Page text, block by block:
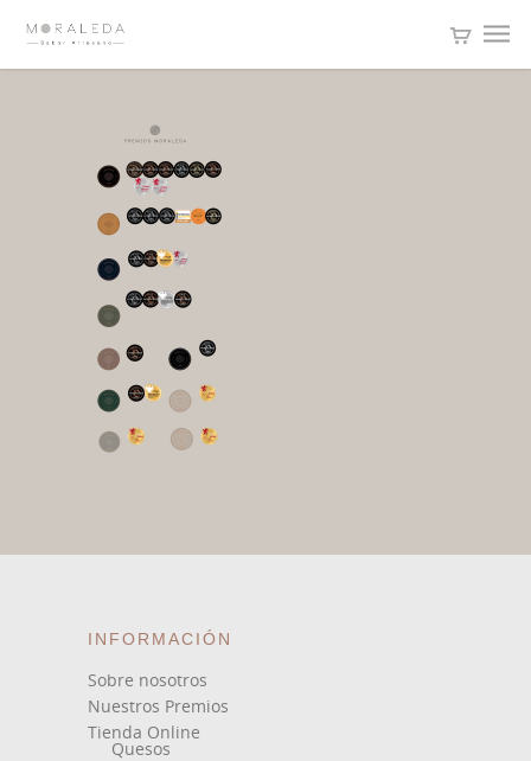
INFORMACIÓN
Sobre nosotros
Nuestros Premios
Tienda Online
Quesos